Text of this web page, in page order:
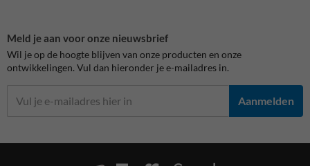
Meld je aan voor onze nieuwsbrief
Wil je op de hoogte blijven van onze producten en onze
ontwikkelingen. Vul dan hieronder je e-mailadres in.
Aanmelden